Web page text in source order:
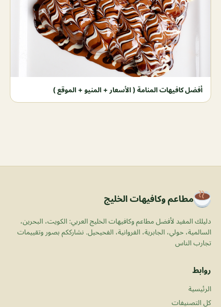
أفضل كافيهات المنامة ( الأسعار + المنيو + الموقع )
مطاعم وكافيهات الخليج
دليلك المفيد لأفضل مطاعم وكافيهات الخليج العربي: الكويت، البحرين،
السالمية، حولي، الجابرية، الفروانية، الفحيحيل. نشارككم بصور وتقييمات
تجارب الناس
روابط
الرئيسية
كل التصنيفات